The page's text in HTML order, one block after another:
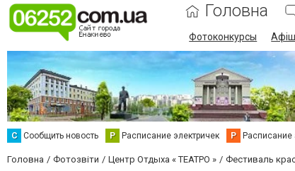
Головна
Фотоконкурсы
С Сообщить новость Р Расписание электричек Р Расписание
Головна Фотозвіти Центр Отдыха « ТЕАТРО » Фестиваль